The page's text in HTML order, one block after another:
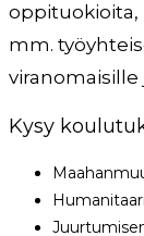
oppituokioita,
mm.
Kysy